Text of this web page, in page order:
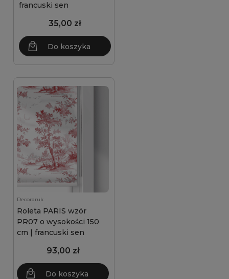
francuski sen
35,00 zł
Do koszyka
Decordruk
Roleta PARIS wzór
PR07 o wysokości 150
cm | francuski sen
93,00 zł
Do koszyka